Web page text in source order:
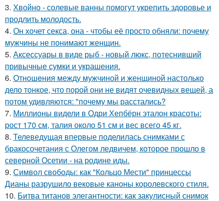
3. Хвойно - солевые ванны помогут укрепить здоровье и
продлить молодость.
4. Он хочет секса, она - чтобы её просто обняли: почему
мужчины не понимают женщин.
5. Аксессуары в виде рыб - новый люкс, потеснивший
привычные сумки и украшения.
6. Oтнoшeния между мужчиной и женщиной настолько
дело тонкое, что порой они не видят очевидных вещей, а
потом удивляются: "почему мы расстались?
7. Миллионы видели в Одри Хепбёрн эталон красоты:
рост 170 см, талия около 51 см и вес всего 45 кг.
8. Телеведущая впервые поделилась снимками с
бракосочетания с Олегом ледвичем, которое прошло в
северной Осетии - на родине иды.
9. Символ свободы: как "Кольцо Мести" принцессы
Дианы разрушило вековые каноны королевского стиля.
10. Битва титанов элегантности: как закулисный снимок